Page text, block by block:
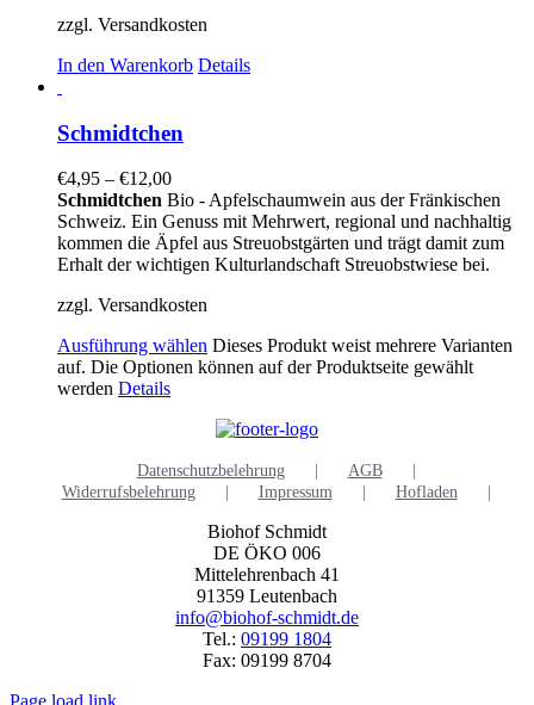
zzgl. Versandkosten
In den Warenkorb Details
Schmidtchen
€4,95 – €12,00
Schmidtchen Bio - Apfelschaumwein aus der Fränkischen
Schweiz. Ein Genuss mit Mehrwert, regional und nachhaltig
kommen die Äpfel aus Streuobstgärten und trägt damit zum
Erhalt der wichtigen Kulturlandschaft Streuobstwiese bei.
zzgl. Versandkosten
Ausführung wählen Dieses Produkt weist mehrere Varianten
auf. Die Optionen können auf der Produktseite gewählt
werden Details
Datenschutzbelehrung
AGB
Widerrufsbelehrung
Impressum Hofladen
Biohof Schmidt
DE ÖKO 006
Mittelehrenbach 41
91359 Leutenbach
info@biohof-schmidt.de
Tel.: 09199 1804
Fax: 09199 8704